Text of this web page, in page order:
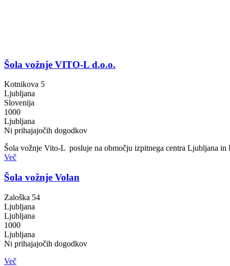
Šola vožnje VITO-L d.o.o.
Kotnikova 5
Ljubljana
Slovenija
1000
Ljubljana
Ni prihajajočih dogodkov
Šola vožnje Vito-L posluje na območju izpitnega centra Ljubljana
Več
Šola vožnje Volan
Zaloška 54
Ljubljana
Ljubljana
1000
Ljubljana
Ni prihajajočih dogodkov
Več